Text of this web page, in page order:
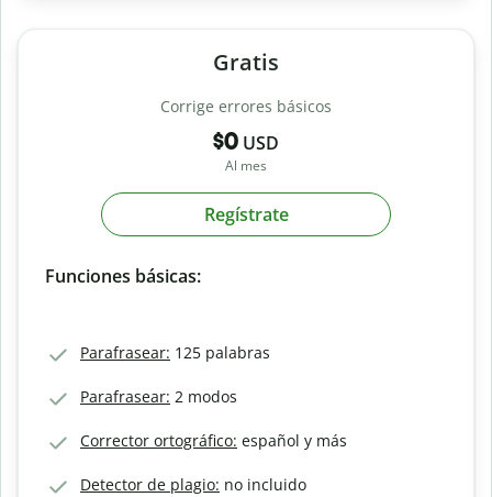
Gratis
Corrige errores básicos
$0 USD
Al mes
Regístrate
Funciones básicas:
Parafrasear: 125 palabras
Parafrasear: 2 modos
Corrector ortográfico: español y más
Detector de plagio: no incluido